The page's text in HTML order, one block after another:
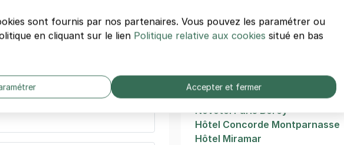
- Paris 11
Autres hôtels de Paris
Le A
Mama Shelter Paris West
Novotel Paris Bercy
Hôtel Concorde Montparnasse
Hôtel Miramar
sont fournis par nos partenaires. Vous pouvez les paramétrer ou
en cliquant sur le lien Politique relative aux cookies situé en bas
Accepter et fermer